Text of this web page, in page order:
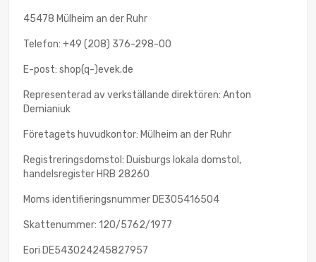
45478 Mülheim an der Ruhr
Telefon: +49 (208) 376-298-00
E-post: shop(q-)evek.de
Representerad av verkställande direktören: Anton
Demianiuk
Företagets huvudkontor: Mülheim an der Ruhr
Registreringsdomstol: Duisburgs lokala domstol,
handelsregister HRB 28260
Moms identifieringsnummer DE305416504
Skattenummer: 120/5762/1977
Eori DE543024245827957